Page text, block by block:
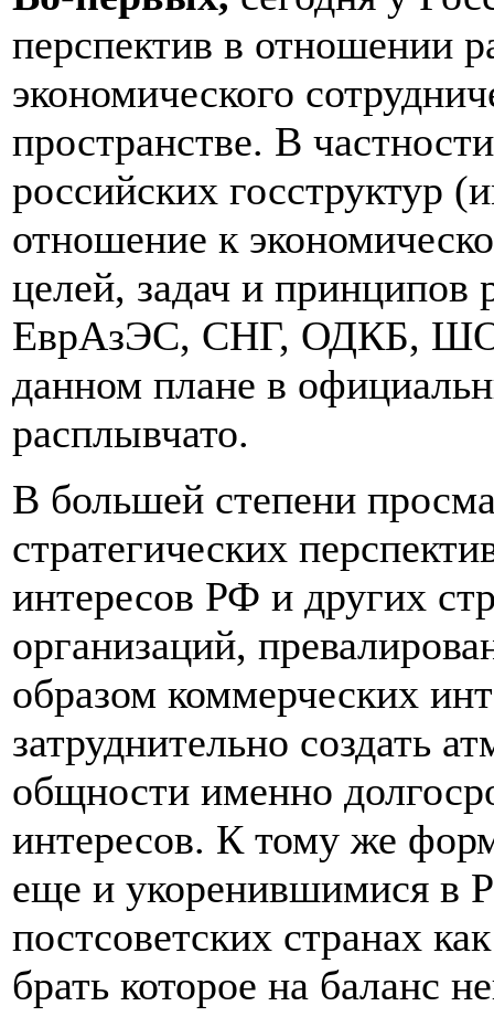
перспектив в отношении
экономического
пространстве. В
российских госструктур
отношение к
целей, задач и принципов
ЕврАзЭС, СНГ, ОДКБ,
данном плане в
расплывчато.
В большей степени
стратегических
интересов РФ и других
организаций,
образом коммерческих
затруднительно создать
общности именно
интересов. К тому же
еще и укоренившимися в
постсоветских странах
брать которое на баланс